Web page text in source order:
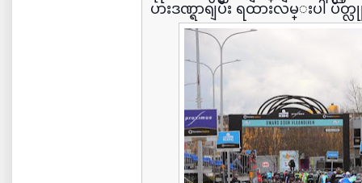
ပားဒဏ္ရာရျပီး ရထားလမ္းပါ